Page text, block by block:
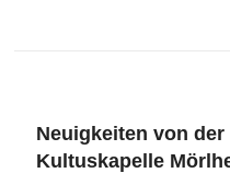
Neuigkeiten von
Kultuskapelle